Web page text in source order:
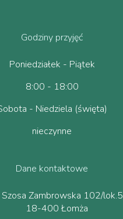
Godziny przyjęć
Poniedziałek - Piątek
8:00 - 18:00
- Niedziela (święta)
nieczynne
Dane kontaktowe
Szosa Zambrowska 102/lok.5
18-400 Łomża